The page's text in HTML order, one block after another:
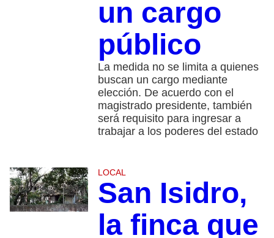
un cargo
público
La medida no se limita a quienes
buscan un cargo mediante
elección. De acuerdo con el
magistrado presidente, también
será requisito para ingresar a
trabajar a los poderes del estado
LOCAL
San Isidro,
la finca que